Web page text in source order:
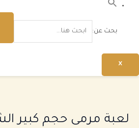
بحث عن:
X
لعبة مرمى حجم كبير
مرمى